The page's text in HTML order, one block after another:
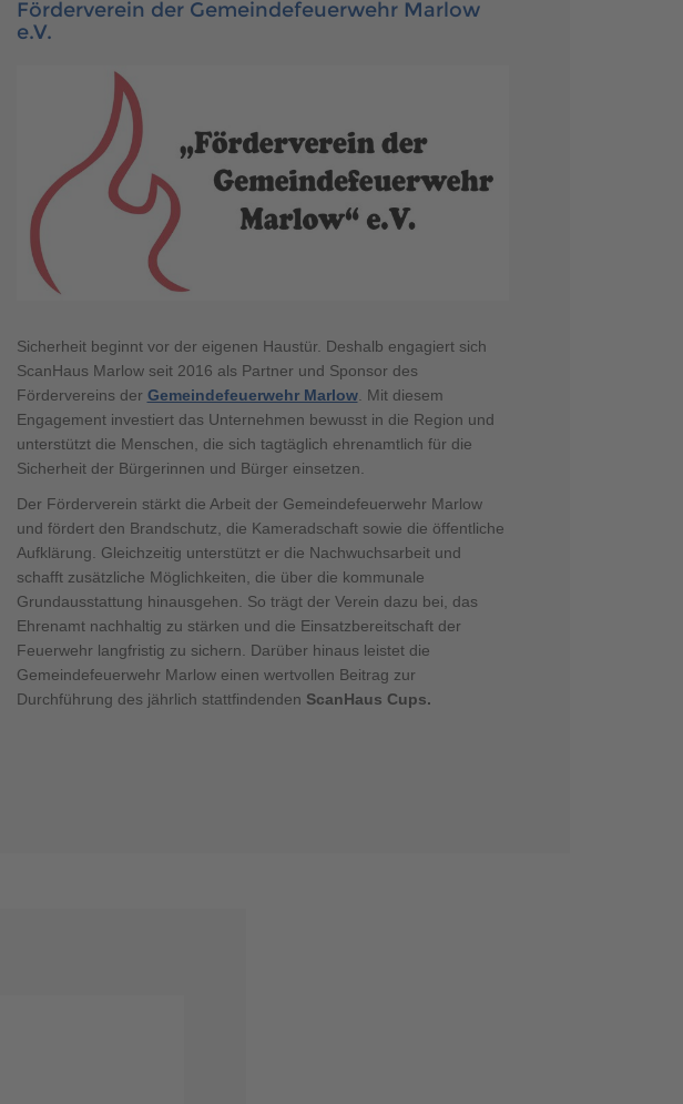
Förderverein der Gemeindefeuerwehr Marlow
e.V.
Sicherheit beginnt vor der eigenen Haustür. Deshalb engagiert sich
ScanHaus Marlow seit 2016 als Partner und Sponsor des
Fördervereins der Gemeindefeuerwehr Marlow. Mit diesem
Engagement investiert das Unternehmen bewusst in die Region und
unterstützt die Menschen, die sich tagtäglich ehrenamtlich für die
Sicherheit der Bürgerinnen und Bürger einsetzen.
Der Förderverein stärkt die Arbeit der Gemeindefeuerwehr Marlow
und fördert den Brandschutz, die Kameradschaft sowie die öffentliche
Aufklärung. Gleichzeitig unterstützt er die Nachwuchsarbeit und
schafft zusätzliche Möglichkeiten, die über die kommunale
Grundausstattung hinausgehen. So trägt der Verein dazu bei, das
Ehrenamt nachhaltig zu stärken und die Einsatzbereitschaft der
Feuerwehr langfristig zu sichern. Darüber hinaus leistet die
Gemeindefeuerwehr Marlow einen wertvollen Beitrag zur
Durchführung des jährlich stattfindenden ScanHaus Cups.